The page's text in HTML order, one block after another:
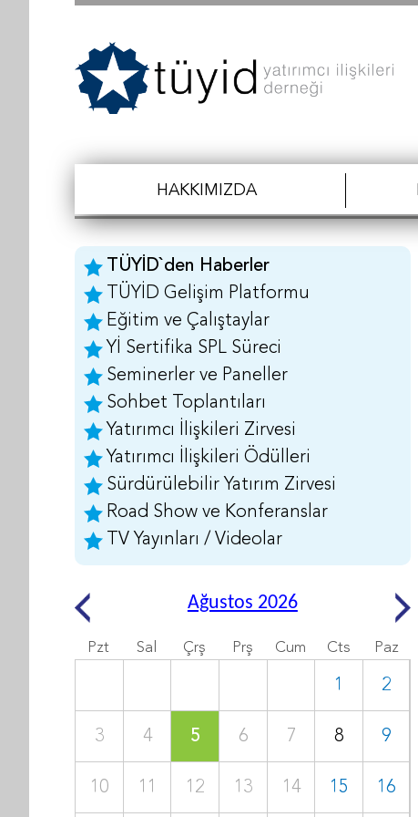
HAKKIMIZDA
TÜYİD`den Haberler
TÜYİD Gelişim Platformu
Eğitim ve Çalıştaylar
Yİ Sertifika SPL Süreci
Seminerler ve Paneller
Sohbet Toplantıları
Yatırımcı İlişkileri Zirvesi
Yatırımcı İlişkileri Ödülleri
Sürdürülebilir Yatırım Zirvesi
Road Show ve Konferanslar
TV Yayınları / Videolar
Ağustos 2026
Pzt Sal Çrş Prş Cum Cts Paz
1 2
3 4 5 6 7 8 9
10 11 12 13 14 15 16